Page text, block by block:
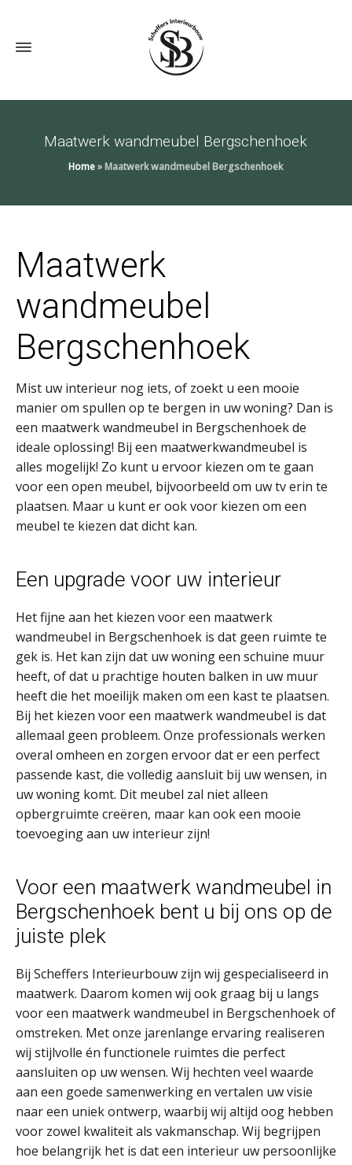
Maatwerk wandmeubel Bergschenhoek
Home»Maatwerk wandmeubel Bergschenhoek
Maatwerk
wandmeubel
Bergschenhoek
Mist uw interieur nog iets, of zoekt u een mooie
manier om spullen op te bergen in uw woning? Dan is
een maatwerk wandmeubel in Bergschenhoek de
ideale oplossing! Bij een maatwerkwandmeubel is
alles mogelijk! Zo kunt u ervoor kiezen om te gaan
voor een open meubel, bijvoorbeeld om uw tv erin te
plaatsen. Maar u kunt er ook voor kiezen om een
meubel te kiezen dat dicht kan.
Een upgrade voor uw interieur
Het fijne aan het kiezen voor een maatwerk
wandmeubel in Bergschenhoek is dat geen ruimte te
gek is. Het kan zijn dat uw woning een schuine muur
heeft, of dat u prachtige houten balken in uw muur
heeft die het moeilijk maken om een kast te plaatsen.
Bij het kiezen voor een maatwerk wandmeubel is dat
allemaal geen probleem. Onze professionals werken
overal omheen en zorgen ervoor dat er een perfect
passende kast, die volledig aansluit bij uw wensen, in
uw woning komt. Dit meubel zal niet alleen
opbergruimte creëren, maar kan ook een mooie
toevoeging aan uw interieur zijn!
Voor een maatwerk wandmeubel in
Bergschenhoek bent u bij ons op de
juiste plek
Bij Scheffers Interieurbouw zijn wij gespecialiseerd in
maatwerk. Daarom komen wij ook graag bij u langs
voor een maatwerk wandmeubel in Bergschenhoek of
omstreken. Met onze jarenlange ervaring realiseren
wij stijlvolle én functionele ruimtes die perfect
aansluiten op uw wensen. Wij hechten veel waarde
aan een goede samenwerking en vertalen uw visie
naar een uniek ontwerp, waarbij wij altijd oog hebben
voor zowel kwaliteit als vakmanschap. Wij begrijpen
hoe belangrijk het is dat een interieur uw persoonlijke